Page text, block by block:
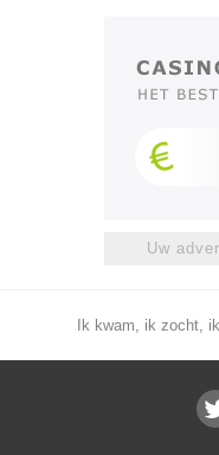
Uw
Ik kwam, ik zocht,